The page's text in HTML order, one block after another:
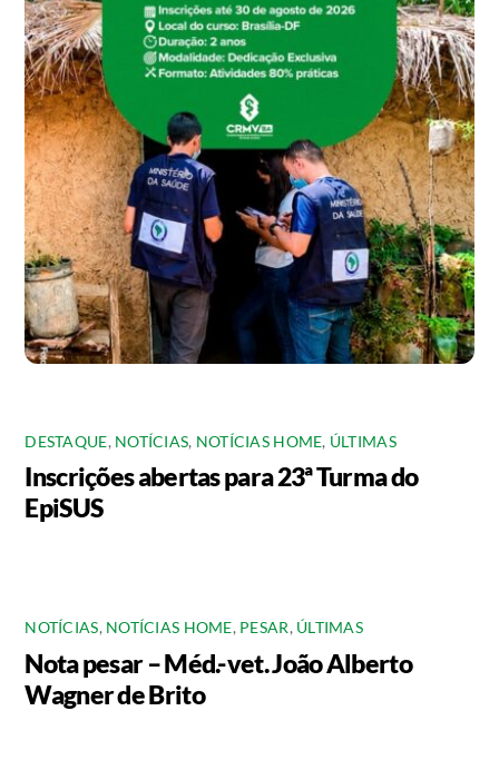
DESTAQUE, NOTÍCIAS, NOTÍCIAS HOME, ÚLTIMAS
Inscrições abertas para 23ª Turma do
EpiSUS
NOTÍCIAS, NOTÍCIAS HOME, PESAR, ÚLTIMAS
Nota pesar – Méd.-vet. João Alberto
Wagner de Brito